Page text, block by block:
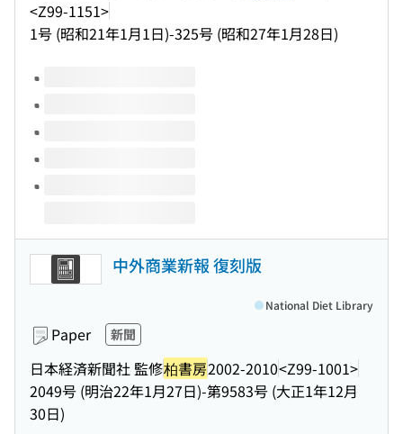
<Z99-1151>
1号 (昭和21年1月1日)-325号 (昭和27年1月28日)
Volumes of this title
中外商業新報 復刻版
Paper 新聞
日本経済新聞社 監修柏書房2002-2010<Z99-1001>
2049号 (明治22年1月27日)-第9583号 (大正1年12月
30日)
National Diet Library